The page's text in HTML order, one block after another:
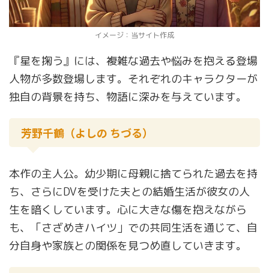
イメージ：当サイト作成
『星を掬う』には、複雑な過去や悩みを抱える登場
人物が多数登場します。それぞれのキャラクターが
独自の背景を持ち、物語に深みを与えています。
芳野千鶴（よしの ちづる）
本作の主人公。幼少期に母親に捨てられた過去を持
ち、さらにDVを受けた夫との結婚生活が彼女の人
生を暗くしています。心に大きな傷を抱えながら
も、「さざめきハイツ」での共同生活を通じて、自
分自身や家族との関係を見つめ直していきます。